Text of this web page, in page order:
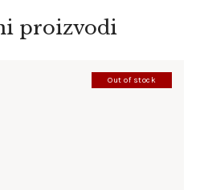
proizvodi
Out of stock